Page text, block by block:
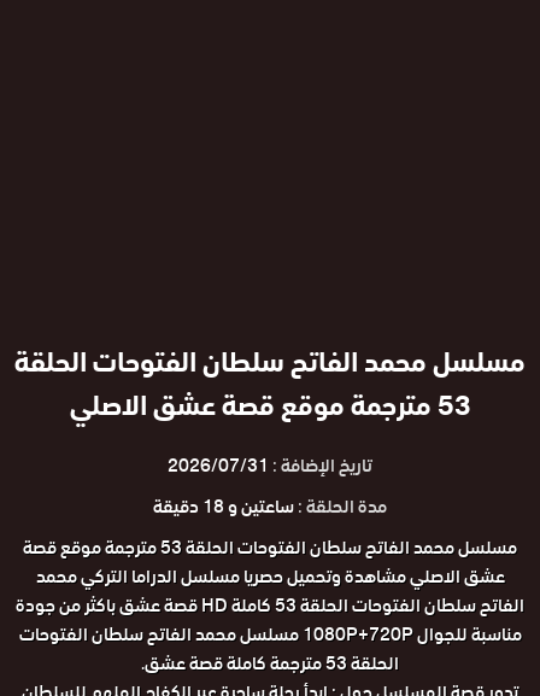
مسلسل محمد الفاتح سلطان الفتوحات الحلقة
53 مترجمة موقع قصة عشق الاصلي
تاريخ الإضافة : 2026/07/31
مدة الحلقة :ساعتين و 18 دقيقة
مسلسل محمد الفاتح سلطان الفتوحات الحلقة 53 مترجمة موقع قصة
عشق الاصلي مشاهدة وتحميل حصريا مسلسل الدراما التركي محمد
الفاتح سلطان الفتوحات الحلقة 53 كاملة HD قصة عشق باكثر من جودة
مناسبة للجوال 1080P+720P مسلسل محمد الفاتح سلطان الفتوحات
الحلقة 53 مترجمة كاملة قصة عشق.